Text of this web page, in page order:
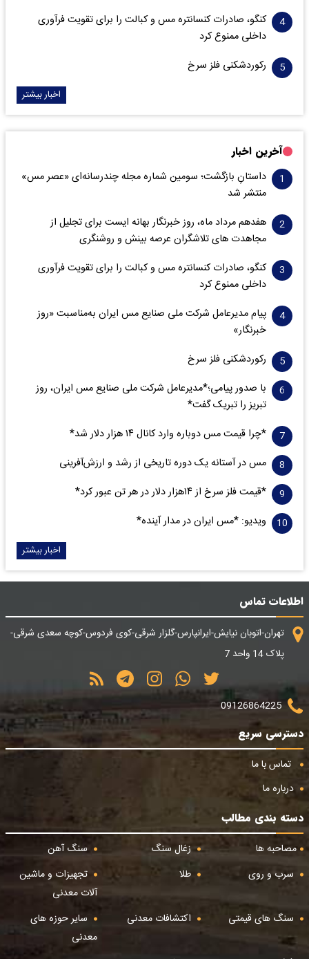
کنگو، صادرات کنسانتره مس و کبالت را برای تقویت فرآوری
داخلی ممنوع کرد
رکوردشکنی فلز سرخ
اخبار بیشتر
آخرین اخبار
داستانِ بازگشت؛ سومین شماره مجله چندرسانه‌ای «عصر مس»
منتشر شد
هفدهم مرداد ماه، روز خبرنگار بهانه ایست برای تجلیل از
مجاهدت های تلاشگران عرصه بینش و روشنگری
کنگو، صادرات کنسانتره مس و کبالت را برای تقویت فرآوری
داخلی ممنوع کرد
پیام مدیرعامل شرکت ملی صنایع مس ایران به‌مناسبت «روز
خبرنگار»
رکوردشکنی فلز سرخ
با صدور پیامی؛*مدیرعامل شرکت ملی صنایع مس ایران، روز
تبریز را تبریک گفت*
*چرا قیمت مس دوباره وارد کانال ۱۴ هزار دلار شد*
مس در آستانه یک دوره تاریخی از رشد و ارزش‌آفرینی
*قیمت فلز سرخ از ۱۴هزار دلار در هر تن عبور کرد*
ویدیو: *مس ایران در مدار آینده*
اخبار بیشتر
اطلاعات تماس
تهران-اتوبان نیایش-ایرانپارس-گلزار شرقی-کوی فردوس-کوچه سعدی شرقی-
پلاک 14 واحد 7
09126864225
دسترسی سریع
تماس با ما
درباره ما
دسته بندی مطالب
مصاحبه ها
زغال سنگ
سنگ آهن
سرب و روی
طلا
تجهیزات و ماشین
آلات معدنی
سنگ های قیمتی
اکتشافات معدنی
سایر حوزه های
معدنی